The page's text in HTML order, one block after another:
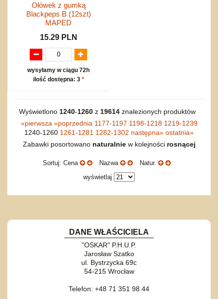
Ołówek z gumką
Blackpeps B (12szt)
MAPED
15.29 PLN
wysyłamy w ciągu 72h
ilość dostępna: 3 *
Wyświetlono 1240-1260z 19614znalezionych produktów
«pierwsza «poprzednia 1177-1197 1198-1218 1219-1239
1240-1260 1261-1281 1282-1302 następna» ostatnia»
Zabawki posortowano naturalniew kolejności rosnącej
Sortuj: Cena Nazwa
Natur.
wyświetlaj
DANE WŁAŚCICIELA
"OSKAR" P.H.U.P.
Jarosław Szatko
ul. Bystrzycka 69c
54-215 Wrocław
Telefon: +48 71 351 98 44